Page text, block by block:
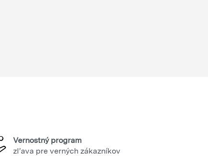
Vernostný program
zľava pre verných zákazníkov